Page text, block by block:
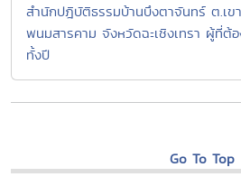
สำนักปฎิบัติธรรมบ้านบึงตาจันทร์ ต.เข
พนมสารคาม จังหวัดฉะเชิงเทรา ผู้ที่ต้
ทั้งปี
Go To Top